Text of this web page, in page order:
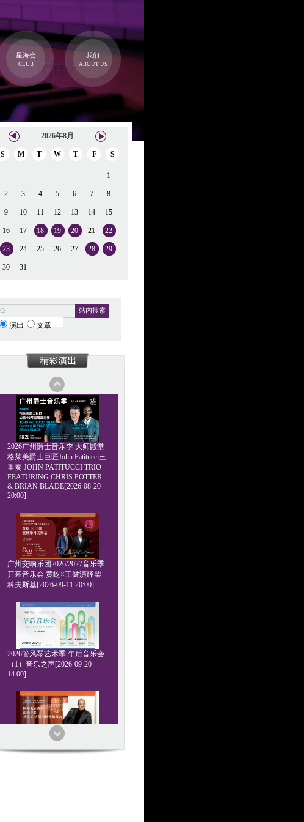
星海会
CLUB
我们
ABOUT US
2026年8月
S M T W T F S
1
2 3 4 5 6 7 8
9 10 11 12 13 14 15
16 17 18 19 20 21 22
23 24 25 26 27 28 29
30 31
站内搜索
演出 文章
2026广州爵士音乐季 大师殿堂
格莱美爵士巨匠John Patitucci三
重奏 JOHN PATITUCCI TRIO
FEATURING CHRIS POTTER
& BRIAN BLADE[2026-08-20
20:00]
广州交响乐团2026/2027音乐季
开幕音乐会 黄屹×王健演绎柴
科夫斯基[2026-09-11 20:00]
2026管风琴艺术季 午后音乐会
（1）音乐之声[2026-09-20
14:00]
钢琴名家系列 浪漫王者 基里尔
·格斯坦钢琴独奏会[2026-09-24